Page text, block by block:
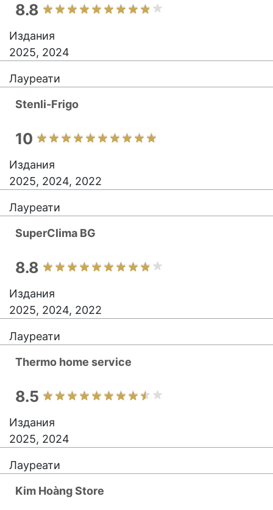
8.8
Издания
2025, 2024
Лауреати
Stenli-Frigo
10
Издания
2025, 2024, 2022
Лауреати
SuperClima BG
8.8
Издания
2025, 2024, 2022
Лауреати
Thermo home service
8.5
Издания
2025, 2024
Лауреати
Kim Hoàng Store